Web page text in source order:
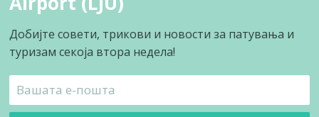
Добијте совети, трикови и новости за патувања и
туризам секоја втора недела!